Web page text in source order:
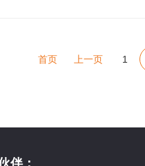
首页 上一页 1
伴：